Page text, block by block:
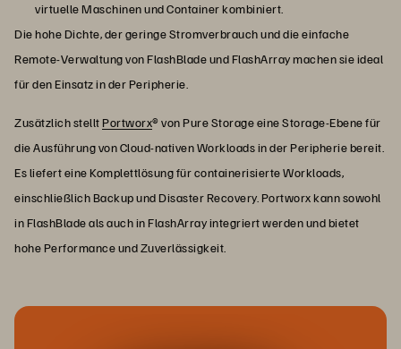
virtuelle Maschinen und Container kombiniert.
Die hohe Dichte, der geringe Stromverbrauch und die einfache
Remote-Verwaltung von FlashBlade und FlashArray machen sie ideal
für den Einsatz in der Peripherie.
Zusätzlich stelltPortworx® von Pure Storage eine Storage-Ebene für
die Ausführung von Cloud-nativen Workloads in der Peripherie bereit.
Es liefert eine Komplettlösung für containerisierte Workloads,
einschließlich Backup und Disaster Recovery. Portworx kann sowohl
in FlashBlade als auch in FlashArray integriert werden und bietet
hohe Performance und Zuverlässigkeit.